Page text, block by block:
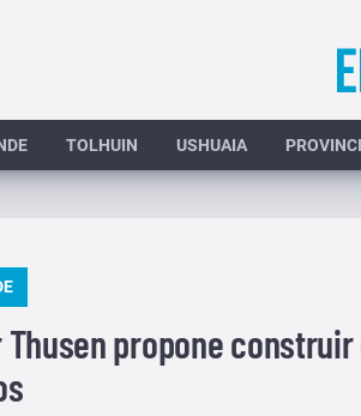
TOLHUIN USHUAIA
Thusen propone